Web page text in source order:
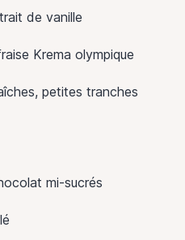
de vanille
Krema olympique
petites tranches
mi-sucrés